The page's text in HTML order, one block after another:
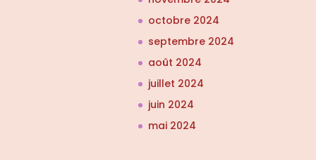
octobre 2024
septembre 2024
août 2024
juillet 2024
juin 2024
mai 2024